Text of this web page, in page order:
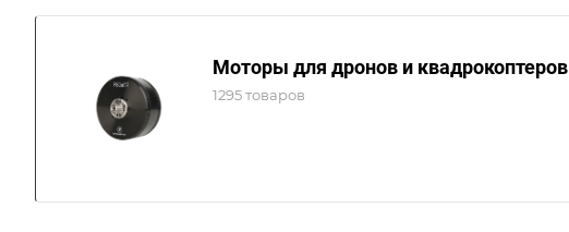
Моторы для дронов и квадрокоптеров
1295 товаров